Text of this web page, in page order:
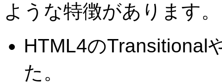
ような特徴があります。
HTML4のTransitional
た。